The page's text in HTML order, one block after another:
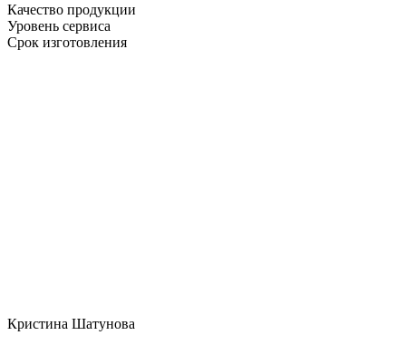
Качество продукции
Уровень сервиса
Срок изготовления
Кристина Шатунова